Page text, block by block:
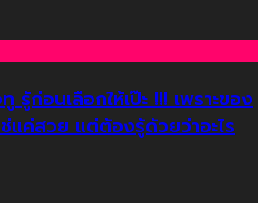
รู้ก่อนเลือกให้เป๊ะ !!! เพราะของ
แค่สวย แต่ต้องรู้ด้วยว่าอะไร